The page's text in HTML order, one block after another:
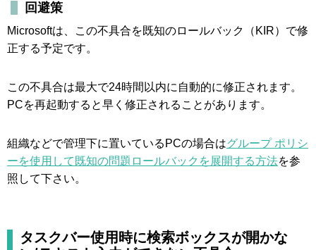
回避策
Microsoftは、この不具合を既知のロールバック（KIR）で修
正する予定です。
この不具合は最大で24時間以内に自動的に修正されます。
PCを再起動すると早く修正されることがあります。
組織などで管理下に置いているPCの場合はグループ ポリシ
ーを使用して既知の問題ロールバックを展開する方法を参
照して下さい。
タスクバー使用時に検索ボックスが開かな